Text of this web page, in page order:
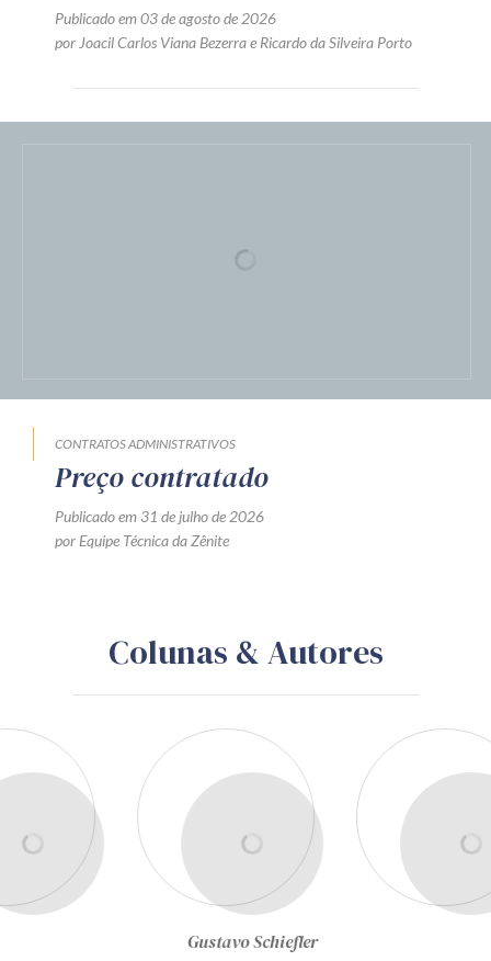
Publicado em 03 de agosto de 2026
por Joacil Carlos Viana Bezerrae Ricardo da Silveira Porto
CONTRATOS ADMINISTRATIVOS
Preço contratado
Publicado em 31 de julho de 2026
por Equipe Técnica da Zênite
Colunas & Autores
Gustavo Schiefler